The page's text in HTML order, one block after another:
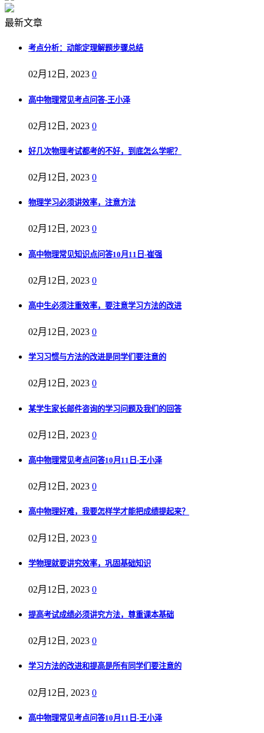
最新文章
考点分析：动能定理解题步骤总结
02月12日, 2023 0
高中物理常见考点问答-王小泽
02月12日, 2023 0
好几次物理考试都考的不好，到底怎么学呢？
02月12日, 2023 0
物理学习必须讲效率，注意方法
02月12日, 2023 0
高中物理常见知识点问答10月11日-崔强
02月12日, 2023 0
高中生必须注重效率，要注意学习方法的改进
02月12日, 2023 0
学习习惯与方法的改进是同学们要注意的
02月12日, 2023 0
某学生家长邮件咨询的学习问题及我们的回答
02月12日, 2023 0
高中物理常见考点问答10月11日-王小泽
02月12日, 2023 0
高中物理好难，我要怎样学才能把成绩提起来？
02月12日, 2023 0
学物理就要讲究效率，巩固基础知识
02月12日, 2023 0
提高考试成绩必须讲究方法，尊重课本基础
02月12日, 2023 0
学习方法的改进和提高是所有同学们要注意的
02月12日, 2023 0
高中物理常见考点问答10月11日-王小泽